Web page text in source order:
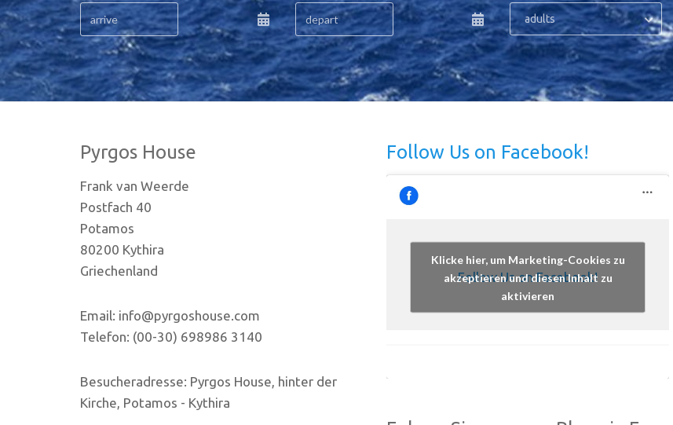
adults
Pyrgos House
Frank van Weerde
Postfach 40
Potamos
80200 Kythira
Griechenland
Email: info@pyrgoshouse.com
Telefon: (00-30) 698986 3140
Besucheradresse: Pyrgos House, hinter der
Kirche, Potamos - Kythira
Follow Us on Facebook!
Follow Us on Facebook!
Klicke hier, um Marketing-Cookies zu
akzeptieren und diesen Inhalt zu
aktivieren